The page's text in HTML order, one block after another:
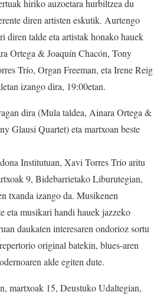
hiriko auzoetara hurbiltzea du
diren artisten eskutik. Aurtengo
diren talde eta artistak honako hauek
Ortega & Joaquín Chacón, Tony
Trío, Organ Freeman, eta Irene Reig
izango dira, 19:00etan.
dira (Mula taldea, Ainara Ortega &
Glausi Quartet) eta martxoan beste
Institutuan, Xavi Torres Trío aritu
9, Bidebarrietako Liburutegian,
txanda izango da. Musikenen
eta musikari handi hauek jazzeko
daukaten interesaren ondorioz sortu
original batekin, blues-aren
alde egiten dute.
martxoak 15, Deustuko Udaltegian,